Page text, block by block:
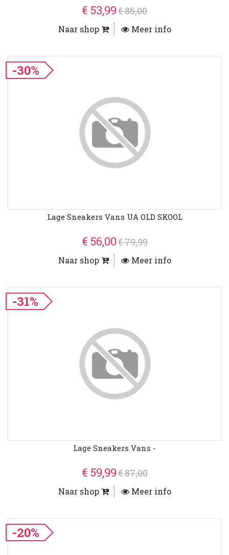
€ 53,99€ 85,00
Naar shop Meer info
-30%
Lage Sneakers Vans UA OLD SKOOL
€ 56,00€ 79,99
Naar shop Meer info
-31%
Lage Sneakers Vans -
€ 59,99€ 87,00
Naar shop Meer info
-20%